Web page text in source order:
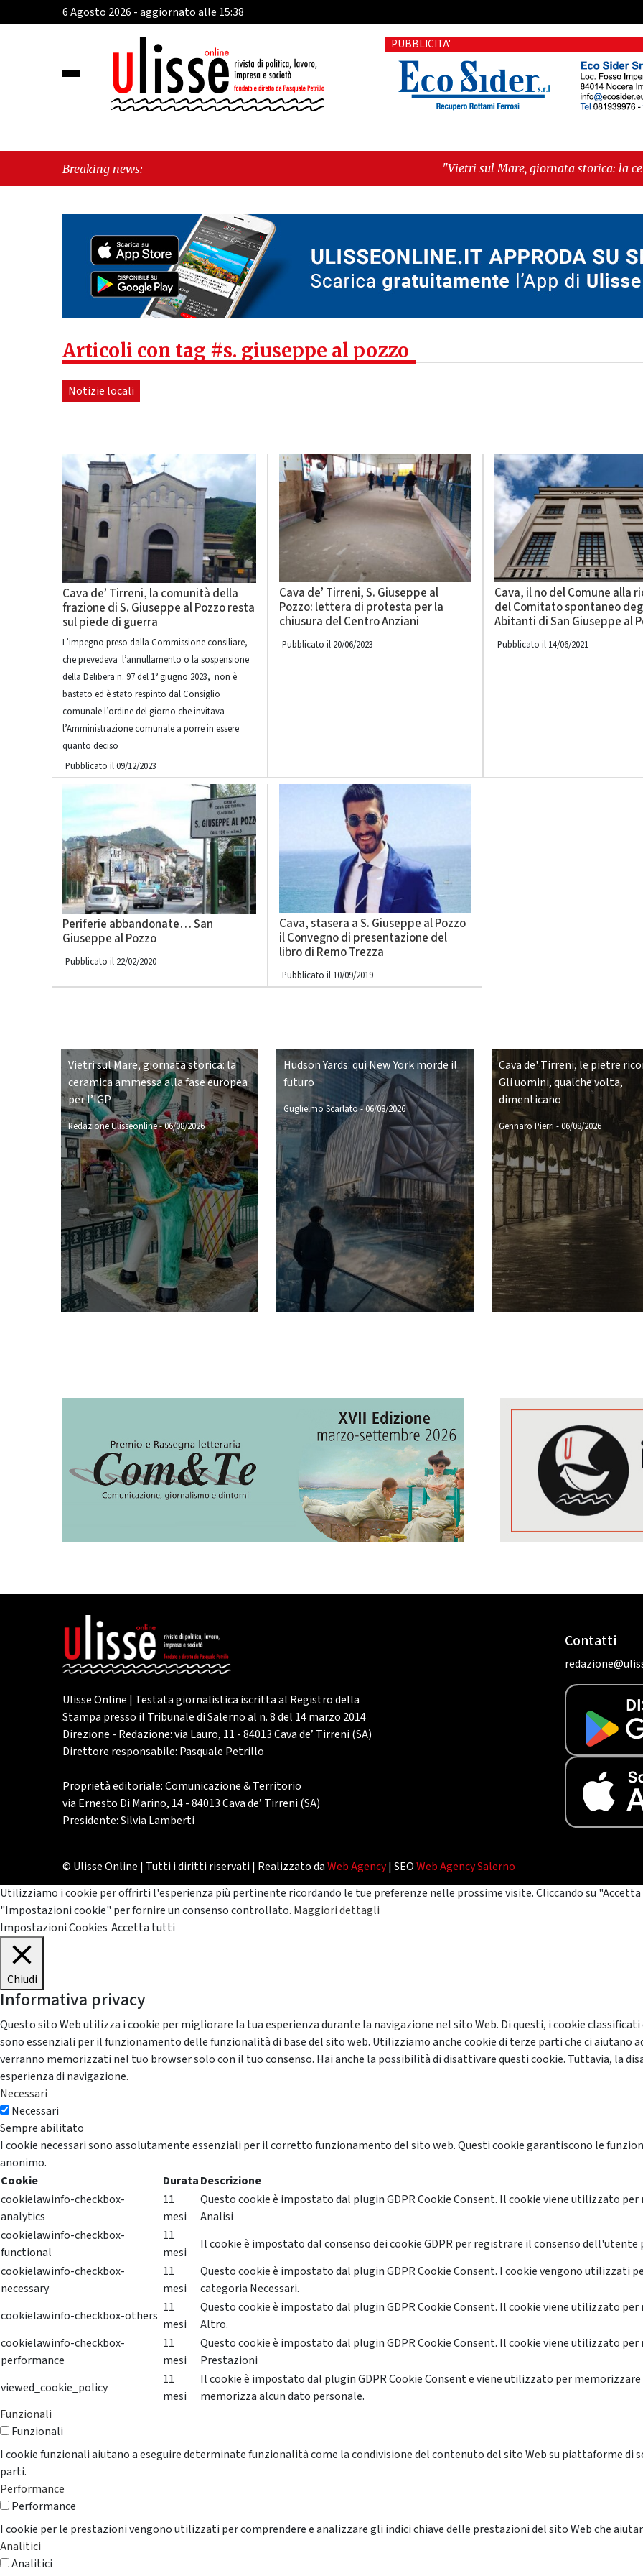
6 Agosto 2026 - aggiornato alle 15:38
PUBBLICITA'
Breaking news: "Vietri sul Mare, giornata storica: la ceramica ammessa alla
York morde il futuro"
Articoli con tag #s. giuseppe al pozzo
Notizie locali
Cava de’ Tirreni, la comunità della
frazione di S. Giuseppe al Pozzo resta
sul piede di guerra
L’impegno preso dalla Commissione consiliare,
che prevedeva l’annullamento o la sospensione
della Delibera n. 97 del 1° giugno 2023, non è
bastato ed è stato respinto dal Consiglio
comunale l’ordine del giorno che invitava
l’Amministrazione comunale a porre in essere
quanto deciso
Pubblicato il 09/12/2023
Cava de’ Tirreni, S. Giuseppe al
Pozzo: lettera di protesta per la
chiusura del Centro Anziani
Pubblicato il 20/06/2023
Cava, il no del Comune alla
del Comitato spontaneo
Abitanti di San Giuseppe al
Pubblicato il 14/06/2021
Periferie abbandonate… San
Giuseppe al Pozzo
Pubblicato il 22/02/2020
Cava, stasera a S. Giuseppe al Pozzo
il Convegno di presentazione del
libro di Remo Trezza
Pubblicato il 10/09/2019
Vietri sul Mare, giornata storica: la
ceramica ammessa alla fase europea
per l’IGP
Redazione Ulisseonline-06/08/2026
Hudson Yards: qui New York morde il
futuro
Guglielmo Scarlato-06/08/2026
Cava de' Tirreni, le pietre
Gli uomini, qualche volta,
dimenticano
Gennaro Pierri -06/08/2026
Ulisse Online | Testata giornalistica iscritta al Registro della
Stampa presso il Tribunale di Salerno al n. 8 del 14 marzo 2014
Direzione - Redazione: via Lauro, 11 - 84013 Cava de’ Tirreni (SA)
Direttore responsabile: Pasquale Petrillo
Proprietà editoriale: Comunicazione & Territorio
via Ernesto Di Marino, 14 - 84013 Cava de’ Tirreni (SA)
Presidente: Silvia Lamberti
Contatti
© Ulisse Online | Tutti i diritti riservati | Realizzato daWeb Agency| SEOWeb Agency Salerno
Utilizziamo i cookie per offrirti l'esperienza più pertinente ricordando le tue preferenze nelle prossime visite. Cliccando su
"Impostazioni cookie" per fornire un consenso controllato. Maggiori dettagli
Impostazioni Cookies Accetta tutti
Chiudi
Informativa privacy
Questo sito Web utilizza i cookie per migliorare la tua esperienza durante la navigazione nel sito Web. Di questi, i cookie
sono essenziali per il funzionamento delle funzionalità di base del sito web. Utilizziamo anche cookie di terze parti che ci aiutano
verranno memorizzati nel tuo browser solo con il tuo consenso. Hai anche la possibilità di disattivare questi cookie. Tuttavia, la
esperienza di navigazione.
Necessari
Necessari
Sempre abilitato
I cookie necessari sono assolutamente essenziali per il corretto funzionamento del sito web. Questi cookie garantiscono le
anonimo.
Cookie
DurataDescrizione
cookielawinfo-checkbox-
analytics
11
mesi
Questo cookie è impostato dal plugin GDPR Cookie Consent. Il cookie viene utilizzato
Analisi
cookielawinfo-checkbox-
functional
11
mesi
Il cookie è impostato dal consenso dei cookie GDPR per registrare il consenso
cookielawinfo-checkbox-
necessary
11
mesi
Questo cookie è impostato dal plugin GDPR Cookie Consent. I cookie vengono utilizzati
categoria Necessari.
cookielawinfo-checkbox-others
11
mesi
Questo cookie è impostato dal plugin GDPR Cookie Consent. Il cookie viene utilizzato
Altro.
cookielawinfo-checkbox-
performance
11
mesi
Questo cookie è impostato dal plugin GDPR Cookie Consent. Il cookie viene utilizzato
Prestazioni
viewed_cookie_policy
11
mesi
Il cookie è impostato dal plugin GDPR Cookie Consent e viene utilizzato per
memorizza alcun dato personale.
Funzionali
Funzionali
I cookie funzionali aiutano a eseguire determinate funzionalità come la condivisione del contenuto del sito Web su piattaforme di
parti.
Performance
Performance
I cookie per le prestazioni vengono utilizzati per comprendere e analizzare gli indici chiave delle prestazioni del sito Web che
Analitici
Analitici